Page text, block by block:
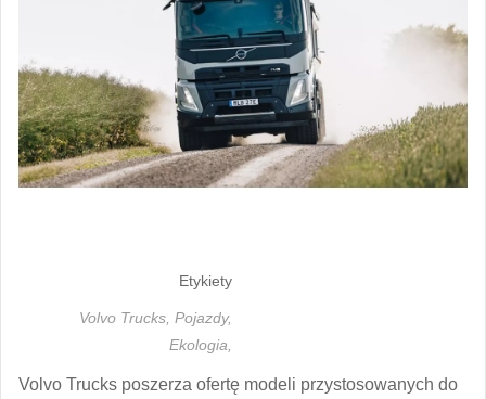
Etykiety
Volvo Trucks, Pojazdy,
Ekologia,
Volvo Trucks poszerza ofertę modeli przystosowanych do